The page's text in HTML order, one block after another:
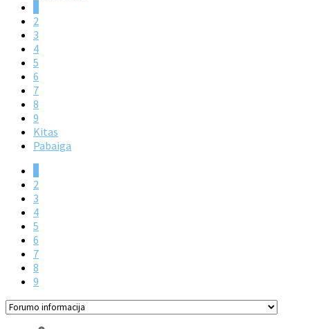
2
3
4
5
6
7
8
9
Kitas
Pabaiga
2
3
4
5
6
7
8
9